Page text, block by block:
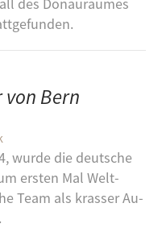
von Bern
wurde die deut­sche
ers­ten Mal Welt­
Team als kras­ser Au­